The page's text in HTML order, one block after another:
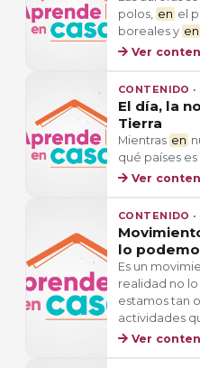
polos, en el
boreales y en
Ver
CONTENIDO ·
El día, la
Tierra
Mientras en
qué países
Ver
CONTENIDO ·
lo
Es un
realidad no
estamos tan
actividades
Ver